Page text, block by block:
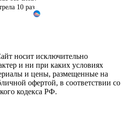
пару
i
Омска: вы
долго
тайная
носит исключительно
и ни при каких условиях
и цены, размещенные на
офертой, в соответствии со
кодекса РФ.